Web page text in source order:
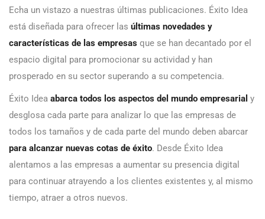
Echa un vistazo a nuestras últimas publicaciones. Éxito Idea
está diseñada para ofrecer las últimas novedades y
características de las empresas que se han decantado por el
espacio digital para promocionar su actividad y han
prosperado en su sector superando a su competencia.
Éxito Idea abarca todos los aspectos del mundo empresarial y
desglosa cada parte para analizar lo que las empresas de
todos los tamaños y de cada parte del mundo deben abarcar
para alcanzar nuevas cotas de éxito. Desde Éxito Idea
alentamos a las empresas a aumentar su presencia digital
para continuar atrayendo a los clientes existentes y, al mismo
tiempo, atraer a otros nuevos.